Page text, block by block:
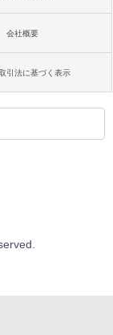
会社概要
引法に基づく表示